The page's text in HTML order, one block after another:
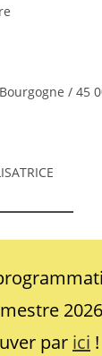
/ 45
par ici !